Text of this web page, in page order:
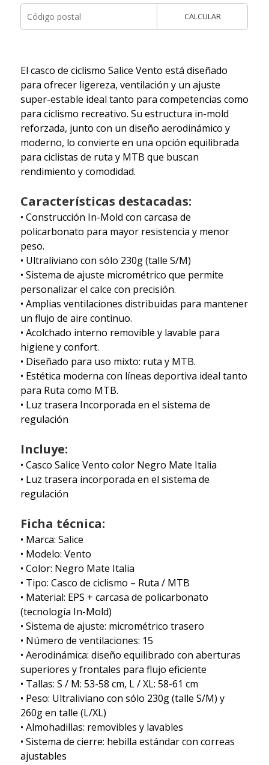
CALCULAR
El casco de ciclismo Salice Vento está diseñado
para ofrecer ligereza, ventilación y un ajuste
super-estable ideal tanto para competencias como
para ciclismo recreativo. Su estructura in-mold
reforzada, junto con un diseño aerodinámico y
moderno, lo convierte en una opción equilibrada
para ciclistas de ruta y MTB que buscan
rendimiento y comodidad.
Características destacadas:
• Construcción In-Mold con carcasa de
policarbonato para mayor resistencia y menor
peso.
• Ultraliviano con sólo 230g (talle S/M)
• Sistema de ajuste micrométrico que permite
personalizar el calce con precisión.
• Amplias ventilaciones distribuidas para mantener
un flujo de aire continuo.
• Acolchado interno removible y lavable para
higiene y confort.
• Diseñado para uso mixto: ruta y MTB.
• Estética moderna con líneas deportiva ideal tanto
para Ruta como MTB.
• Luz trasera Incorporada en el sistema de
regulación
Incluye:
• Casco Salice Vento color Negro Mate Italia
• Luz trasera incorporada en el sistema de
regulación
Ficha técnica:
• Marca: Salice
• Modelo: Vento
• Color: Negro Mate Italia
• Tipo: Casco de ciclismo – Ruta / MTB
• Material: EPS + carcasa de policarbonato
(tecnología In-Mold)
• Sistema de ajuste: micrométrico trasero
• Número de ventilaciones: 15
• Aerodinámica: diseño equilibrado con aberturas
superiores y frontales para flujo eficiente
• Tallas: S / M: 53-58 cm, L / XL: 58-61 cm
• Peso: Ultraliviano con sólo 230g (talle S/M) y
260g en talle (L/XL)
• Almohadillas: removibles y lavables
• Sistema de cierre: hebilla estándar con correas
ajustables